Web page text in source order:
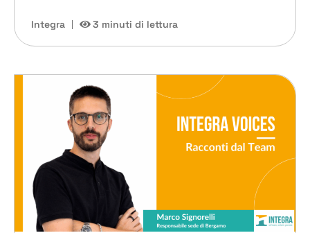
Integra 3 minuti di lettura